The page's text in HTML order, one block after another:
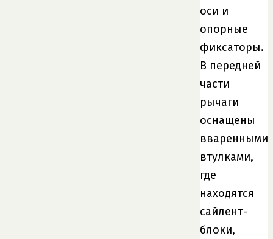
оси и
опорные
фиксаторы.
В передней
части
рычаги
оснащены
вваренными
втулками,
где
находятся
сайлент-
блоки,